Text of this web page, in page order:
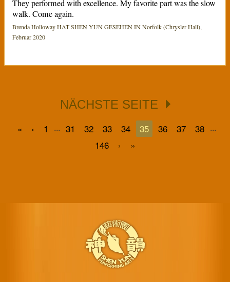
They performed with excellence. My favorite part was the slow
walk. Come again.
Brenda Holloway HAT SHEN YUN GESEHEN IN Norfolk (Chrysler Hall),
Februar 2020
NÄCHSTE SEITE
« ‹ 1 ... 31 32 33 34 35 36 37 38 ...
146 › »